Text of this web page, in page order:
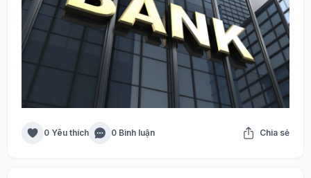
0 Yêu thích 0 Bình luận Chia sẻ